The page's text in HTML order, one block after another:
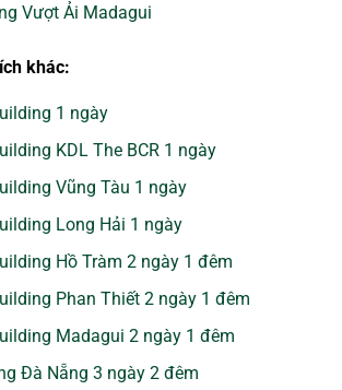
Vượt Ải Madagui
khác:
1 ngày
KDL The BCR 1 ngày
Vũng Tàu 1 ngày
Long Hải 1 ngày
Hồ Tràm 2 ngày 1 đêm
Phan Thiết 2 ngày 1 đêm
Madagui 2 ngày 1 đêm
Đà Nẵng 3 ngày 2 đêm